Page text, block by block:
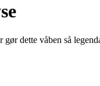
dette våben så